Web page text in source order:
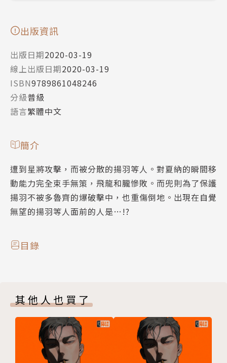
出版資訊
出版日期2020-03-19
線上出版日期2020-03-19
ISBN9789861048246
分級普級
語言繁體中文
簡介
遭到星將攻擊，而被分散的揚羽等人。對夏納的瞬間移
動能力完全束手無策，飛龍和朧慘敗。而兜則為了保護
揚羽不被多魯齊的爆破擊中，也重傷倒地。出現在自覺
無望的揚羽等人面前的人是…!?
目錄
其他人也買了